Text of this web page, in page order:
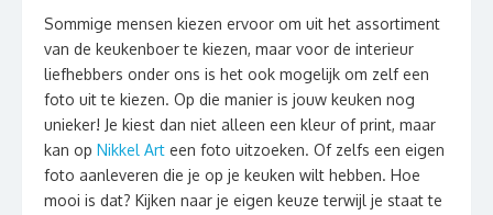
Sommige mensen kiezen ervoor om uit het assortiment
van de keukenboer te kiezen, maar voor de interieur
liefhebbers onder ons is het ook mogelijk om zelf een
foto uit te kiezen. Op die manier is jouw keuken nog
unieker! Je kiest dan niet alleen een kleur of print, maar
kan op Nikkel Art een foto uitzoeken. Of zelfs een eigen
foto aanleveren die je op je keuken wilt hebben. Hoe
mooi is dat? Kijken naar je eigen keuze terwijl je staat te